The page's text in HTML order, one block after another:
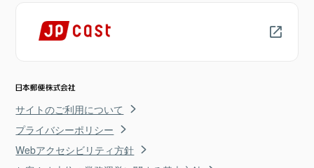
サイトのご利用について
プライバシーポリシー
Webアクセシビリティ方針